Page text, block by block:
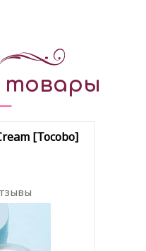
товары
[Tocobo]